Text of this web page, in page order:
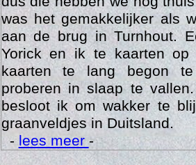
dus die hebben we nog
was het gemakkelijker als
aan de brug in Turnhout.
Yorick en ik te kaarten op
kaarten te lang begon
proberen in slaap te
besloot ik om wakker te
graanveldjes in Duitsland.
-lees meer-